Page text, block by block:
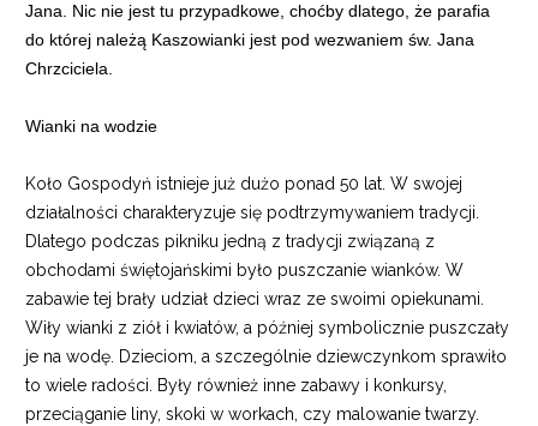
Jana. Nic nie jest tu przypadkowe, choćby dlatego, że parafia
do której należą Kaszowianki jest pod wezwaniem św. Jana
Chrzciciela.
Wianki na wodzie
Koło Gospodyń istnieje już dużo ponad 50 lat. W swojej
działalności charakteryzuje się podtrzymywaniem tradycji.
Dlatego podczas pikniku jedną z tradycji związaną z
obchodami świętojańskimi było puszczanie wianków. W
zabawie tej brały udział dzieci wraz ze swoimi opiekunami.
Wiły wianki z ziół i kwiatów, a później symbolicznie puszczały
je na wodę. Dzieciom, a szczególnie dziewczynkom sprawiło
to wiele radości. Były również inne zabawy i konkursy,
przeciąganie liny, skoki w workach, czy malowanie twarzy.